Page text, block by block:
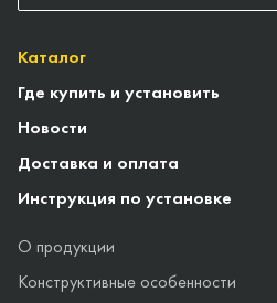
Каталог
Где купить и установить
Новости
Доставка и оплата
Инструкция по установке
О продукции
Конструктивные особенности